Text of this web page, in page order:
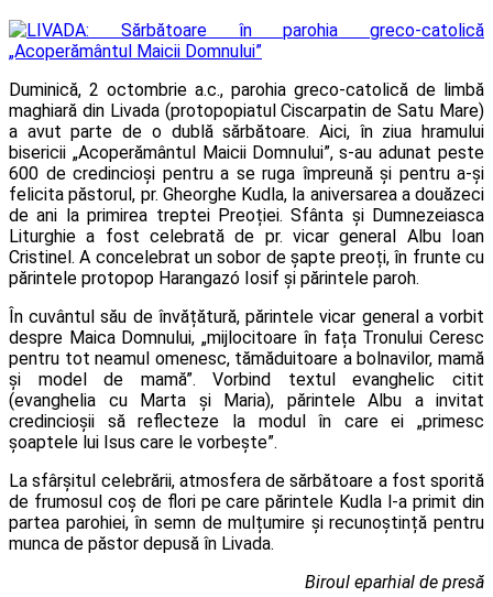
Duminică, 2 octombrie a.c., parohia greco-catolică de limbă
maghiară din Livada (protopopiatul Ciscarpatin de Satu Mare)
a avut parte de o dublă sărbătoare. Aici, în ziua hramului
bisericii „Acoperământul Maicii Domnului”, s-au adunat peste
600 de credincioși pentru a se ruga împreună și pentru a-și
felicita păstorul, pr. Gheorghe Kudla, la aniversarea a douăzeci
de ani la primirea treptei Preoției. Sfânta și Dumnezeiasca
Liturghie a fost celebrată de pr. vicar general Albu Ioan
Cristinel. A concelebrat un sobor de șapte preoți, în frunte cu
părintele protopop Harangazó Iosif și părintele paroh.
În cuvântul său de învățătură, părintele vicar general a vorbit
despre Maica Domnului, „mijlocitoare în fața Tronului Ceresc
pentru tot neamul omenesc, tămăduitoare a bolnavilor, mamă
și model de mamă”. Vorbind textul evanghelic citit
(evanghelia cu Marta și Maria), părintele Albu a invitat
credincioșii să reflecteze la modul în care ei „primesc
șoaptele lui Isus care le vorbește”.
La sfârșitul celebrării, atmosfera de sărbătoare a fost sporită
de frumosul coș de flori pe care părintele Kudla l-a primit din
partea parohiei, în semn de mulțumire și recunoștință pentru
munca de păstor depusă în Livada.
Biroul eparhial de presă